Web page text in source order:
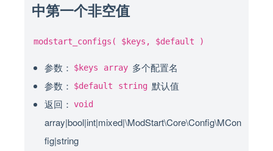
中第一个非空值
modstart_configs( $keys, $default )
参数： $keys array 多个配置名
参数：
$default string 默认值
返回： void
array|bool|int|mixed|\ModStart\Core\Config\MCon
fig|string